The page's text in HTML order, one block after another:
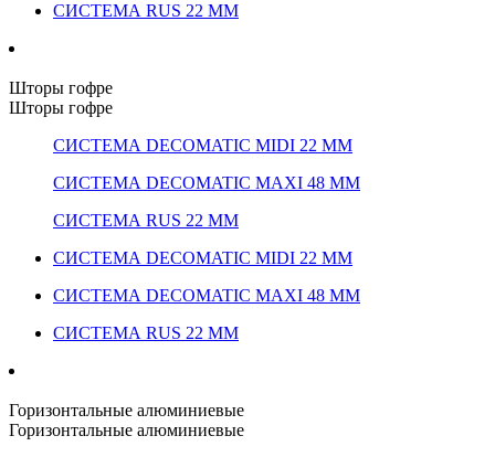
СИСТЕМА RUS 22 ММ
Шторы гофре
Шторы гофре
СИСТЕМА DECOMATIC MIDI 22 ММ
СИСТЕМА DECOMATIC MAXI 48 ММ
СИСТЕМА RUS 22 ММ
СИСТЕМА DECOMATIC MIDI 22 ММ
СИСТЕМА DECOMATIC MAXI 48 ММ
СИСТЕМА RUS 22 ММ
Горизонтальные алюминиевые
Горизонтальные алюминиевые